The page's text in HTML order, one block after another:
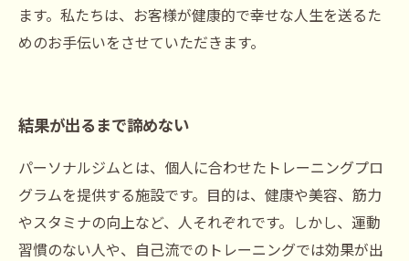
ます。私たちは、お客様が健康的で幸せな人生を送るた
めのお手伝いをさせていただきます。
結果が出るまで諦めない
パーソナルジムとは、個人に合わせたトレーニングプロ
グラムを提供する施設です。目的は、健康や美容、筋力
やスタミナの向上など、人それぞれです。しかし、運動
習慣のない人や、自己流でのトレーニングでは効果が出